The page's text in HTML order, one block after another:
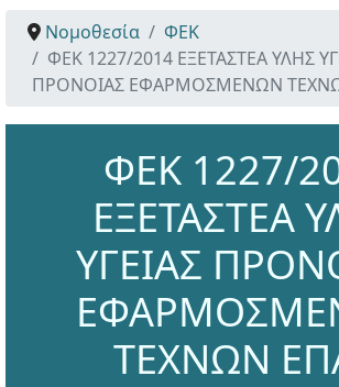
Νομοθεσία
ΦΕΚ
ΦΕΚ 1227/2014 ΕΞΕΤΑΣΤΕΑ ΥΛΗΣ
ΠΡΟΝΟΙΑΣ ΕΦΑΡΜΟΣΜΕΝΩΝ
ΦΕΚ 1227/
ΕΞΕΤΑΣΤΕΑ
ΥΓΕΙΑΣ
ΤΕΧΝΩΝ